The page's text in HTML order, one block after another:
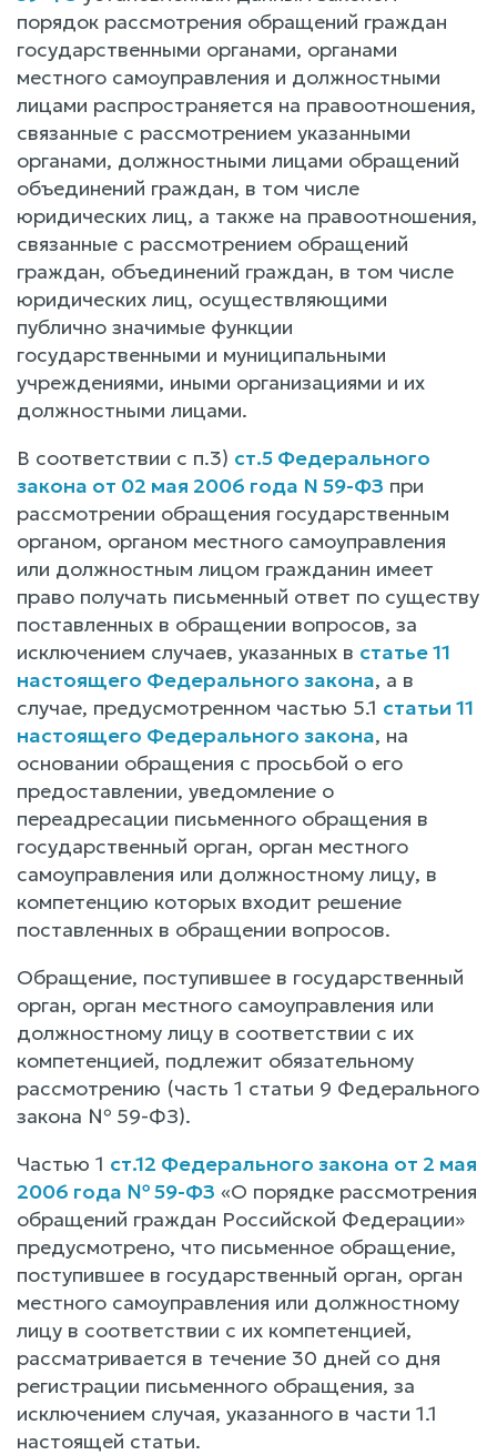
порядок рассмотрения обращений граждан
государственными органами, органами
местного самоуправления и должностными
лицами распространяется на правоотношения,
связанные с рассмотрением указанными
органами, должностными лицами обращений
объединений граждан, в том числе
юридических лиц, а также на правоотношения,
связанные с рассмотрением обращений
граждан, объединений граждан, в том числе
юридических лиц, осуществляющими
публично значимые функции
государственными и муниципальными
учреждениями, иными организациями и их
должностными лицами.
В соответствии с п.3) ст.5 Федерального
закона от 02 мая 2006 года N 59-ФЗ при
рассмотрении обращения государственным
органом, органом местного самоуправления
или должностным лицом гражданин имеет
право получать письменный ответ по существу
поставленных в обращении вопросов, за
исключением случаев, указанных в статье 11
настоящего Федерального закона, а в
случае, предусмотренном частью 5.1 статьи 11
настоящего Федерального закона, на
основании обращения с просьбой о его
предоставлении, уведомление о
переадресации письменного обращения в
государственный орган, орган местного
самоуправления или должностному лицу, в
компетенцию которых входит решение
поставленных в обращении вопросов.
Обращение, поступившее в государственный
орган, орган местного самоуправления или
должностному лицу в соответствии с их
компетенцией, подлежит обязательному
рассмотрению (часть 1 статьи 9 Федерального
закона № 59-ФЗ).
Частью 1 ст.12 Федерального закона от 2 мая
2006 года № 59-ФЗ «О порядке рассмотрения
обращений граждан Российской Федерации»
предусмотрено, что письменное обращение,
поступившее в государственный орган, орган
местного самоуправления или должностному
лицу в соответствии с их компетенцией,
рассматривается в течение 30 дней со дня
регистрации письменного обращения, за
исключением случая, указанного в части 1.1
настоящей статьи.